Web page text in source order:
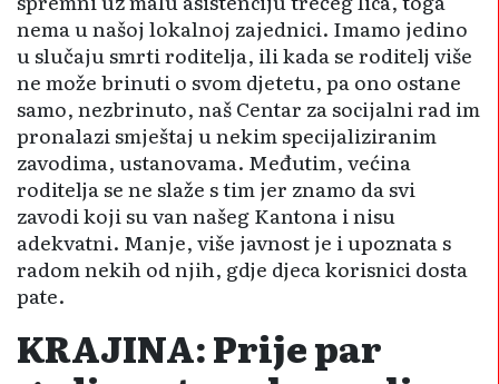
nema u našoj lokalnoj zajednici. Imamo jedino
u slučaju smrti roditelja, ili kada se roditelj više
ne može brinuti o svom djetetu, pa ono ostane
samo, nezbrinuto, naš Centar za socijalni rad im
pronalazi smještaj u nekim specijaliziranim
zavodima, ustanovama. Međutim, većina
roditelja se ne slaže s tim jer znamo da svi
zavodi koji su van našeg Kantona i nisu
adekvatni. Manje, više javnost je i upoznata s
radom nekih od njih, gdje djeca korisnici dosta
pate.
KRAJINA: Prije par